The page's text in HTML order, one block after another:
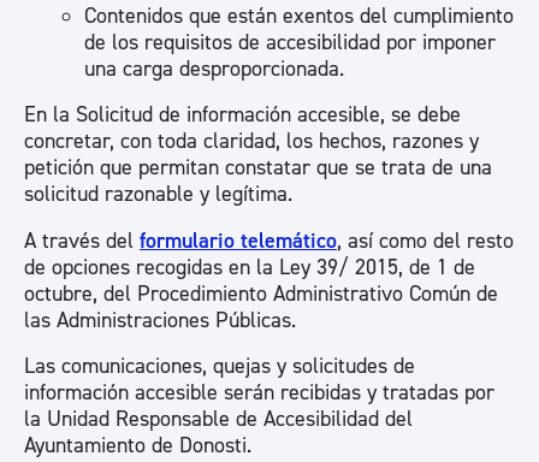
Contenidos que están exentos del cumplimiento
de los requisitos de accesibilidad por imponer
una carga desproporcionada.
En la Solicitud de información accesible, se debe
concretar, con toda claridad, los hechos, razones y
petición que permitan constatar que se trata de una
solicitud razonable y legítima.
A través del formulario telemático, así como del resto
de opciones recogidas en la Ley 39/ 2015, de 1 de
octubre, del Procedimiento Administrativo Común de
las Administraciones Públicas.
Las comunicaciones, quejas y solicitudes de
información accesible serán recibidas y tratadas por
la Unidad Responsable de Accesibilidad del
Ayuntamiento de Donosti.